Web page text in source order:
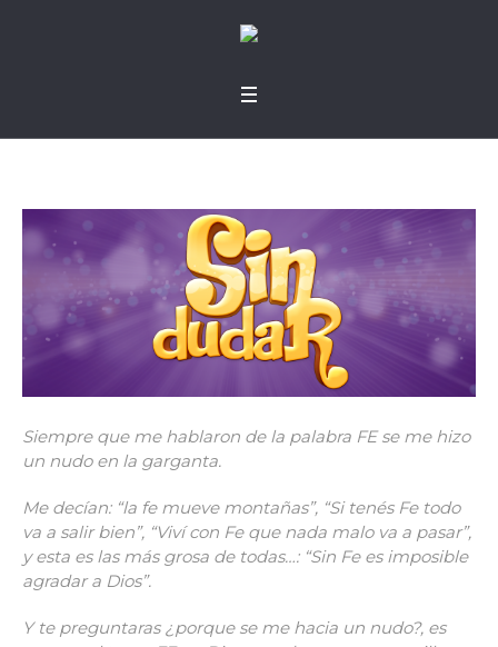
Siempre que me hablaron de la palabra FE se me hizo
un nudo en la garganta.
Me decían: “la fe mueve montañas”, “Si tenés Fe todo
va a salir bien”, “Viví con Fe que nada malo va a pasar”,
y esta es las más grosa de todas…: “Sin Fe es imposible
agradar a Dios”.
Y te preguntaras ¿porque se me hacia un nudo?, es